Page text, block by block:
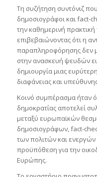
Τη συζήτηση συντόνιζ
δημοσιογράφοι και fact-
την καθημερινή
επιβεβαιώνοντας ότι η
παραπληροφόρησης δεν
στην ανασκευή ψευδών
δημιουργία μιας
διαφάνειας και
Κοινό συμπέρασμα ήταν
δημοκρατίας αποτελεί
μεταξύ ευρωπαϊκών
δημοσιογράφων, fact-
των πολιτών και
προϋπόθεση για την
Ευρώπης.